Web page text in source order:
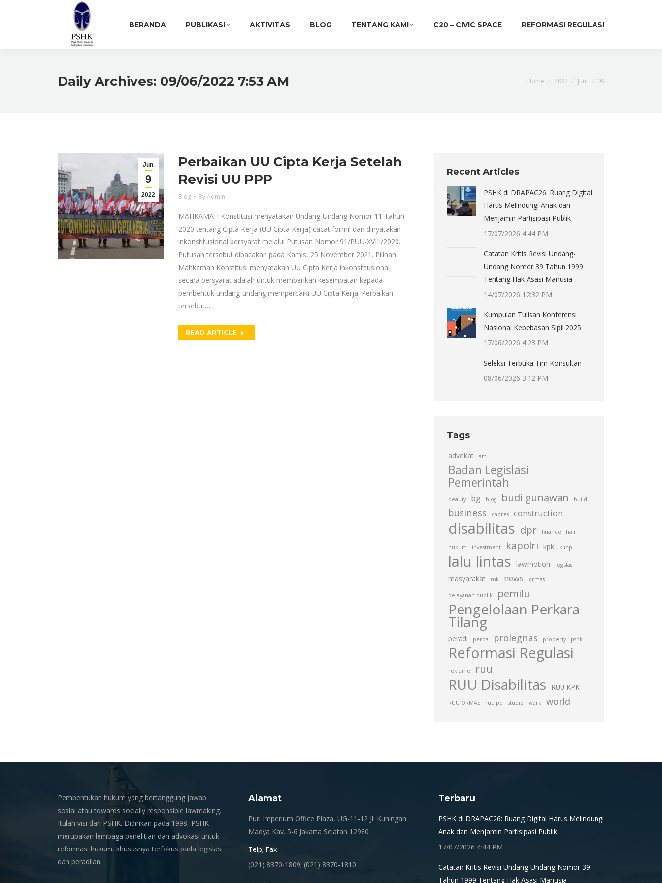
BERANDA PUBLIKASI AKTIVITAS BLOG TENTANG KAMI C20 – CIVIC SPACE REFORMASI REGULASI
Daily Archives: 09/06/2022 7:53 AM You are here:
Home 2022 Juni 09
Jun
9
2022
Perbaikan UU Cipta Kerja Setelah
Revisi UU PPP
Blog ByAdmin
MAHKAMAH Konstitusi menyatakan Undang-Undang Nomor 11 Tahun
2020 tentang Cipta Kerja (UU Cipta Kerja) cacat formil dan dinyatakan
inkonstitusional bersyarat melalui Putusan Nomor 91/PUU-XVIII/2020.
Putusan tersebut dibacakan pada Kamis, 25 November 2021. Pilihan
Mahkamah Konstitusi menyatakan UU Cipta Kerja inkonstitusional
secara bersyarat adalah untuk memberikan kesempatan kepada
pembentuk undang-undang memperbaiki UU Cipta Kerja. Perbaikan
tersebut…
READ ARTICLE
Recent Articles
PSHK di DRAPAC26: Ruang Digital
Harus Melindungi Anak dan
Menjamin Partisipasi Publik
17/07/2026 4:44 PM
Catatan Kritis Revisi Undang-
Undang Nomor 39 Tahun 1999
Tentang Hak Asasi Manusia
14/07/2026 12:32 PM
Kumpulan Tulisan Konferensi
Nasional Kebebasan Sipil 2025
17/06/2026 4:23 PM
Seleksi Terbuka Tim Konsultan
08/06/2026 3:12 PM
Tags
advokat art
Badan Legislasi
Pemerintah
beauty bg blog budi gunawan build
business capres construction
disabilitas dpr finance hair
hukum investment kapolri kpk kuhp
lalu lintas lawmotion legislasi
masyarakat mk news ormas
pelayanan publik pemilu
Pengelolaan Perkara
Tilang
peradi perda prolegnas property pshk
Reformasi Regulasi
reklame ruu
RUU Disabilitas RUU KPK
RUU ORMAS ruu pd studio work world
Pembentukan hukum yang bertanggung jawab
sosial atau towards socially responsible lawmaking.
Itulah visi dari PSHK. Didirikan pada 1998, PSHK
merupakan lembaga penelitian dan advokasi untuk
reformasi hukum, khususnya terfokus pada legislasi
dan peradilan.
Alamat
Puri Imperium Office Plaza, UG-11-12 Jl. Kuningan
Madya Kav. 5-6 Jakarta Selatan 12980
Telp; Fax
(021) 8370-1809; (021) 8370-1810
Terbaru
PSHK di DRAPAC26: Ruang Digital Harus Melindungi
Anak dan Menjamin Partisipasi Publik
17/07/2026 4:44 PM
Catatan Kritis Revisi Undang-Undang Nomor 39
Tahun 1999 Tentang Hak Asasi Manusia